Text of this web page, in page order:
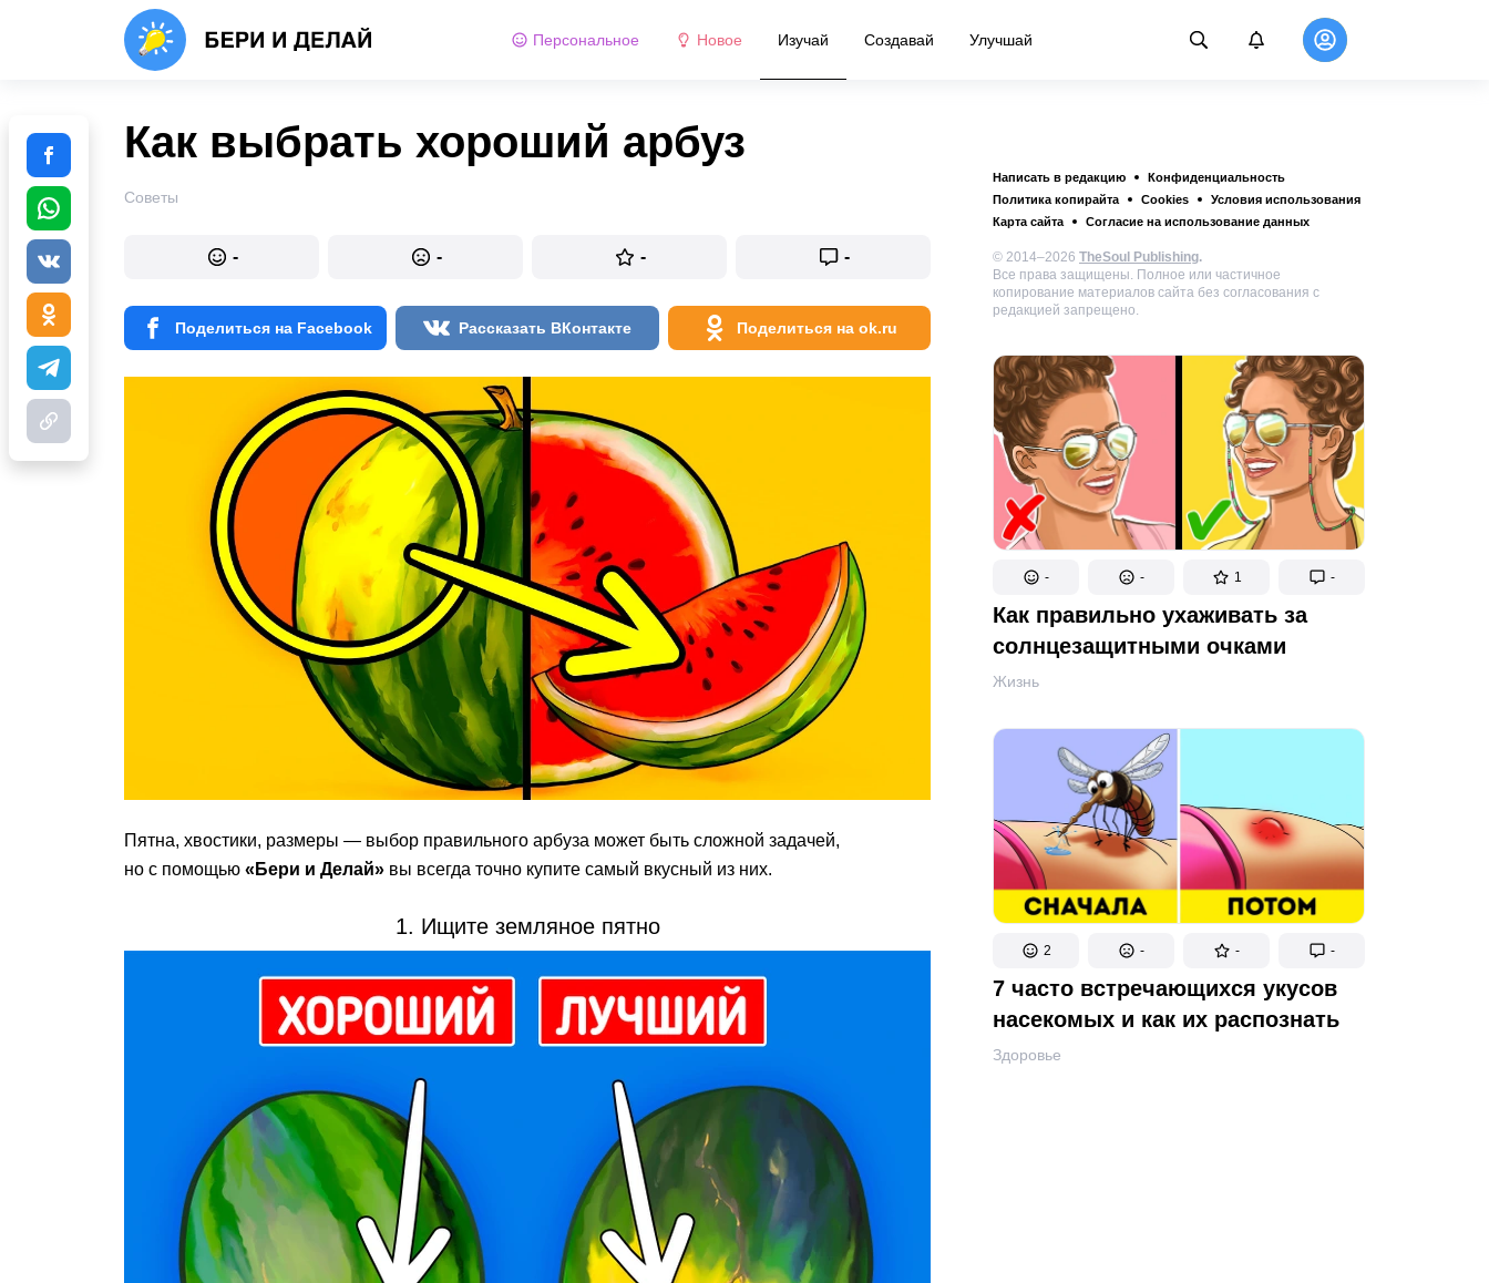
Персональное Новое Изучай Создавай Улучшай
Написать в редакцию
Конфиденциальность
Политика копирайта
Cookies
Условия использования
Карта сайта
Согласие на использование данных
© 2014–2026 TheSoul Publishing.
Все права защищены. Полное или частичное
копирование материалов сайта без согласования с
редакцией запрещено.
- - 1 -
Как правильно ухаживать за
солнцезащитными очками
Жизнь
2 - - -
7 часто встречающихся укусов
насекомых и как их распознать
Здоровье
Как выбрать хороший арбуз
Советы
- - - -
Поделиться на Facebook Рассказать ВКонтакте Поделиться на ok.ru
Пятна, хвостики, размеры — выбор правильного арбуза может быть сложной задачей,
но с помощью «Бери и Делай» вы всегда точно купите самый вкусный из них.
1. Ищите земляное пятно